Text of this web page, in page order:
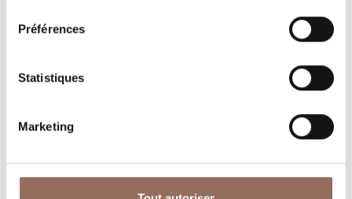
Préférences
Statistiques
Marketing
Où dormir Où manger